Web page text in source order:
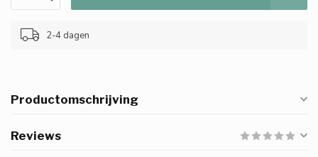
2-4 dagen
Productomschrijving
Reviews